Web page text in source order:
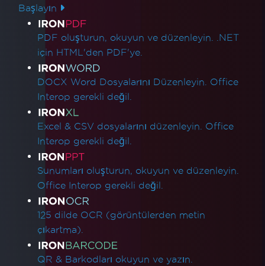
Başlayın
Ürün Bağlantıları
PDF oluşturun, okuyun ve düzenleyin. .NET
için HTML'den PDF'ye.
DOCX Word Dosyalarını Düzenleyin. Office
Interop gerekli değil.
Excel & CSV dosyalarını düzenleyin. Office
Interop gerekli değil.
Sunumları oluşturun, okuyun ve düzenleyin.
Office Interop gerekli değil.
125 dilde OCR (görüntülerden metin
çıkartma).
QR & Barkodları okuyun ve yazın.